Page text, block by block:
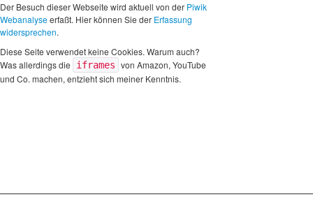
Der Besuch dieser Webseite wird aktuell von der Piwik
Webanalyseerfaßt. Hier können Sie der Erfassung
widersprechen.
Diese Seite verwendet keine Cookies. Warum auch?
Was allerdings die
iframes von Amazon, YouTube
und Co. machen, entzieht sich meiner Kenntnis.